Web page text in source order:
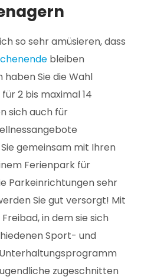
so sehr amüsieren, dass
bleiben
Sie die Wahl
2 bis maximal 14
sich auch für
gemeinsam mit Ihren
Ferienpark für
Parkeinrichtungen sehr
Sie gut versorgt! Mit
in dem sie sich
Sport- und
zugeschnitten